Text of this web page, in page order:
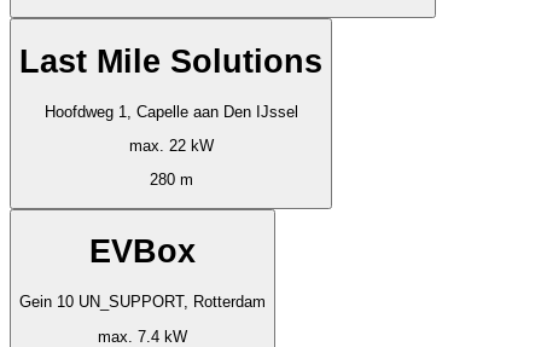
Last Mile Solutions
Hoofdweg 1, Capelle aan Den IJssel
max. 22 kW
280 m
EVBox
Gein 10 UN_SUPPORT, Rotterdam
max. 7.4 kW